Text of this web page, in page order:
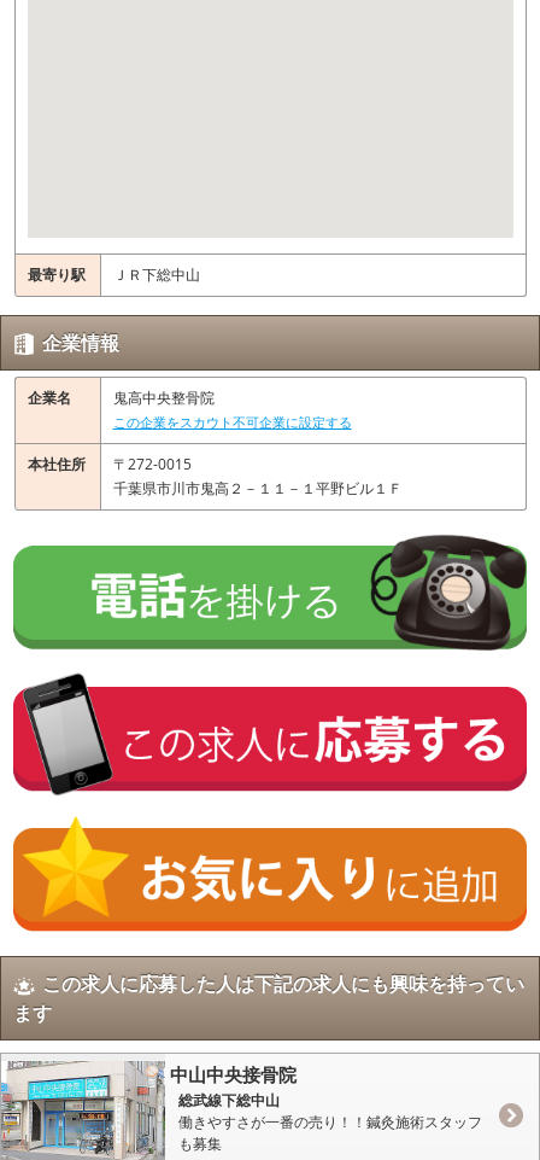
最寄り駅 ＪＲ下総中山
企業情報
企業名 鬼高中央整骨院
この企業をスカウト不可企業に設定する
本社住所
〒272-0015
千葉県市川市鬼高２－１１－１平野ビル１Ｆ
この求人に応募した人は下記の求人にも興味を持ってい
ます
中山中央接骨院
総武線下総中山
働きやすさが一番の売り！！鍼灸施術スタッフ
も募集